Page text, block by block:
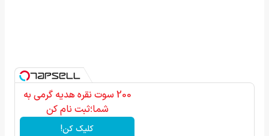
200 سوت نقره هدیه گرمی به
شما؛ثبت نام کن
کلیک کن!